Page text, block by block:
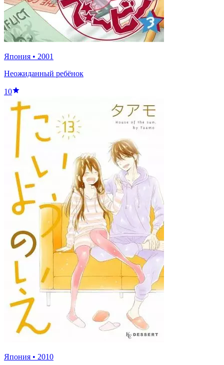
Япония • 2001
Неожиданный ребёнок
10
Япония • 2010